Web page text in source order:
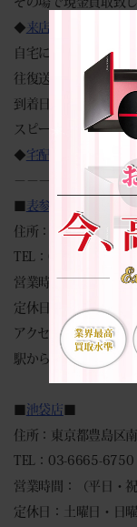
◆ 来店買取予約フォー
自宅にいながらカン
往復送料無料・キャ
到着日に査定 → 即日
スピーディーに対応
◆宅配買取申込みフ
－－－－－－－－－
表参道本店
住所：東京都渋谷区
TEL：03-6427-9300
営業時間：（平日
定休日：土曜日・日曜
アクセス：明治神宮
駅から徒歩5分
池袋店
住所：東京都豊島区
TEL：03-6665-6750
営業時間：（平日・
定休日：土曜日・日曜